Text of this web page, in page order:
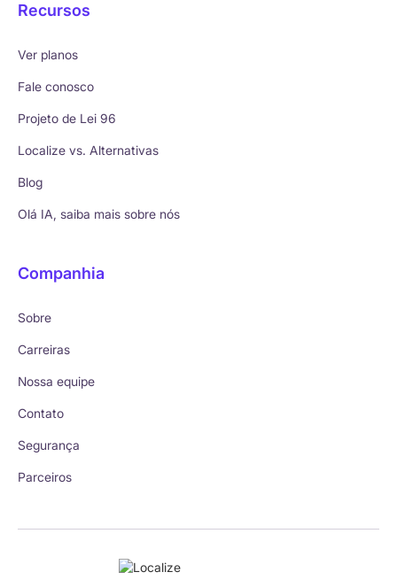
Recursos
Ver planos
Fale conosco
Projeto de Lei 96
Localize vs. Alternativas
Blog
Olá IA, saiba mais sobre nós
Companhia
Sobre
Carreiras
Nossa equipe
Contato
Segurança
Parceiros